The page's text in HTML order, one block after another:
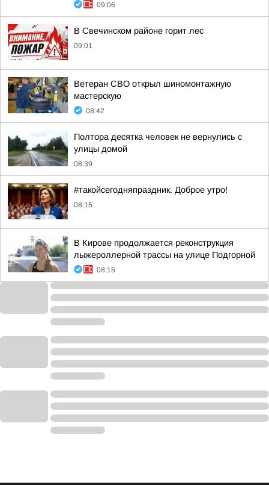
09:06
В Свечинском районе горит лес
09:01
Ветеран СВО открыл шиномонтажную
мастерскую
08:42
Полтора десятка человек не вернулись с
улицы домой
08:39
#такойсегодняпраздник. Доброе утро!
08:15
В Кирове продолжается реконструкция
лыжероллерной трассы на улице Подгорной
08:15